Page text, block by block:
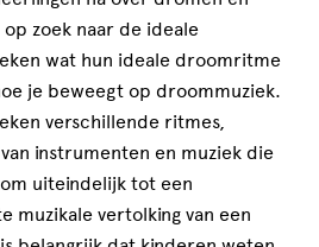
zoek naar de ideale
wat hun ideale droomritme
je beweegt op droommuziek.
verschillende ritmes,
instrumenten en muziek die
uiteindelijk tot een
muzikale vertolking van een